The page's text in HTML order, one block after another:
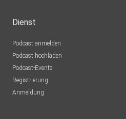
Dienst
Podcast anmelden
Podcast hochladen
Podcast-Events
Registrierung
Anmeldung